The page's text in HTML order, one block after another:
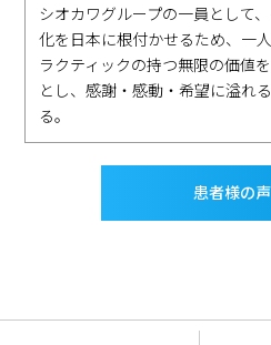
シオカワグループの一員として
化を日本に根付かせるため、一
ラクティックの持つ無限の価値
とし、感謝・感動・希望に溢れ
る。
患者様の声